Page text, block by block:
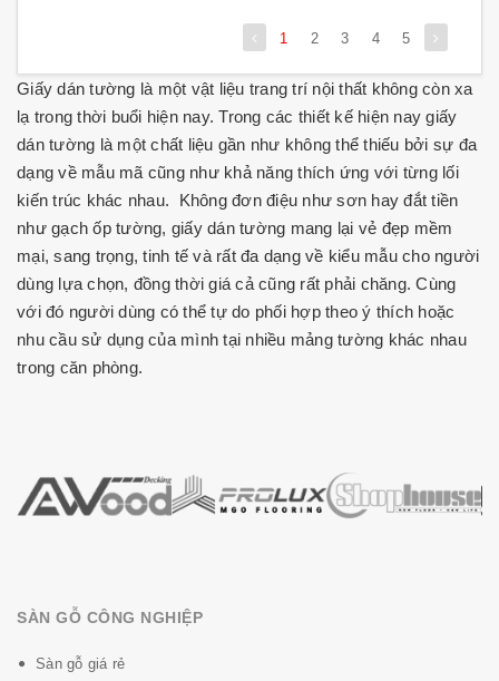
1 2 3 4 5
Giấy dán tường là một vật liệu trang trí nội thất không còn xa
lạ trong thời buổi hiện nay. Trong các thiết kế hiện nay giấy
dán tường là một chất liệu gần như không thể thiếu bởi sự đa
dạng về mẫu mã cũng như khả năng thích ứng với từng lối
kiến trúc khác nhau. Không đơn điệu như sơn hay đắt tiền
như gạch ốp tường, giấy dán tường mang lại vẻ đẹp mềm
mại, sang trọng, tinh tế và rất đa dạng về kiểu mẫu cho người
dùng lựa chọn, đồng thời giá cả cũng rất phải chăng. Cùng
với đó người dùng có thể tự do phối hợp theo ý thích hoặc
nhu cầu sử dụng của mình tại nhiều mảng tường khác nhau
trong căn phòng.
SÀN GỖ CÔNG NGHIỆP
Sàn gỗ giá rẻ